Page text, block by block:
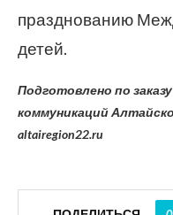
празднованию
детей.
Подготовлено по
коммуникаций
altairegion22.ru